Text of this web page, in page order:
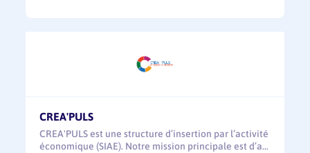
CREA'PULS
CREA'PULS est une structure d’insertion par l’activité
économique (SIAE). Notre mission principale est d’a…